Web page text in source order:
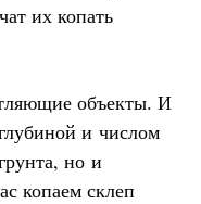
их копать
объекты. И
и числом
но и
копаем склеп